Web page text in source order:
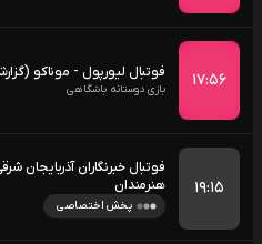
۱۷:۵۶ فوتبال لیورپول - موناکو
بازی دوستانه باشگاهی
۱۹:۱۵
فوتبال خبرنگاران آذربایجان
هنرمندان
پخش اختصاصی